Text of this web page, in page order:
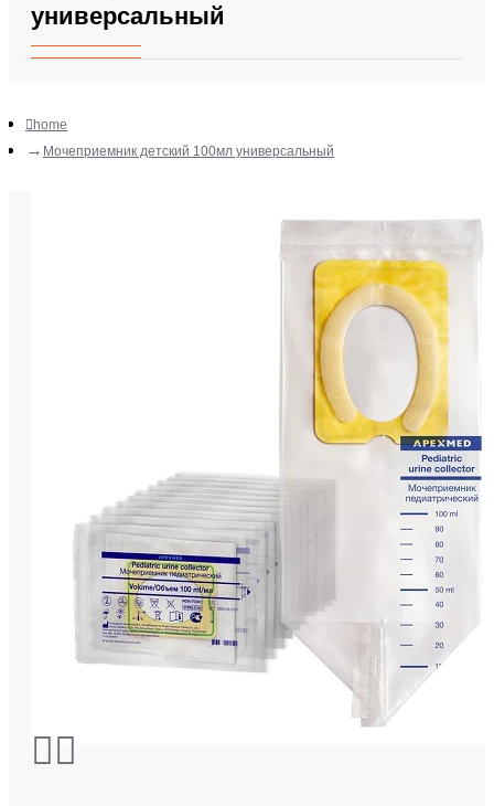
универсальный
home
Мочеприемник детский 100мл универсальный